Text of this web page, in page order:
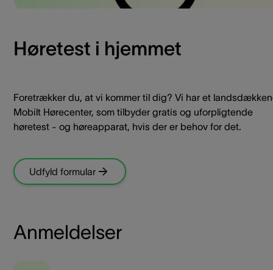
Høretest i hjemmet
Foretrækker du, at vi kommer til dig? Vi har et
Mobilt Hørecenter, som tilbyder gratis og uforpligtende
høretest - og høreapparat, hvis der er behov for det.
Udfyld formular
Anmeldelser